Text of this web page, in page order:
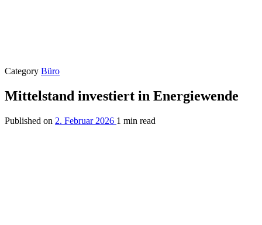
Category Büro
Mittelstand investiert in Energiewende
Published on 2. Februar 2026 1 min read